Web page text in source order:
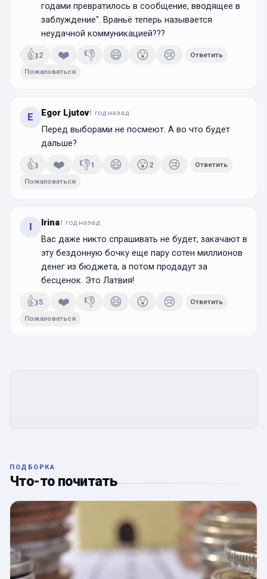
годами превратилось в сообщение, вводящее в
заблуждение". Враньё теперь называется
неудачной коммуникацией???
👍2 ❤️ 👎 😄 😮 😢 Ответить
Пожаловаться
E Egor Ljutov1 год назад
Перед выборами не посмеют. А во что будет
дальше?
👍 ❤️ 👎1 😄 😮 2 😢 Ответить
Пожаловаться
I Irina1 год назад
Вас даже никто спрашивать не будет, закачают в
эту бездонную бочку еще пару сотен миллионов
денег из бюджета, а потом продадут за
бесценок. Это Латвия!
👍5 ❤️ 👎 😄 😮 😢 Ответить
Пожаловаться
ПОДБОРКА
Что-то почитать